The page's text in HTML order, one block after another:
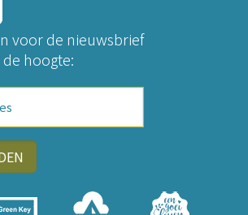
voor de nieuwsbrief
hoogte: